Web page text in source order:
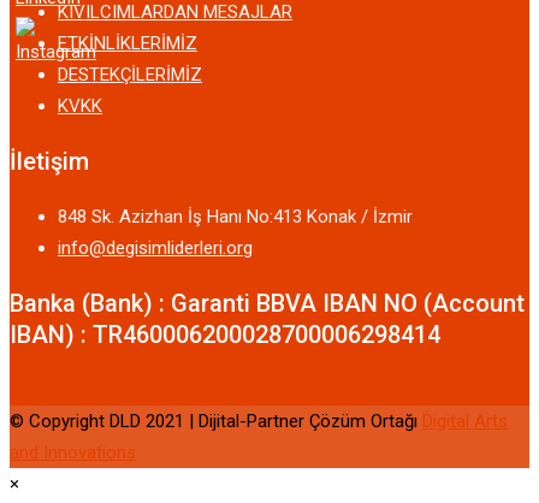
KIVILCIMLARDAN MESAJLAR
ETKİNLİKLERİMİZ
DESTEKÇİLERİMİZ
KVKK
İletişim
848 Sk. Azizhan İş Hanı No:413 Konak / İzmir
info@degisimliderleri.org
Banka (Bank) : Garanti BBVA IBAN NO (Account
IBAN) : TR460006200028700006298414
© Copyright DLD 2021 | Dijital-Partner Çözüm Ortağı Digital Arts
and Innovations
×